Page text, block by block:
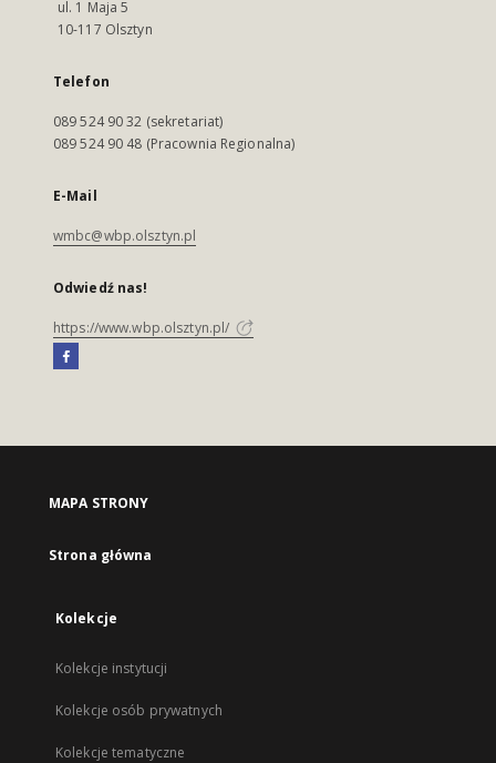
ul. 1 Maja 5
10-117 Olsztyn
Telefon
089 524 90 32 (sekretariat)
089 524 90 48 (Pracownia Regionalna)
E-Mail
wmbc@wbp.olsztyn.pl
Odwiedź nas!
https://www.wbp.olsztyn.pl/
MAPA STRONY
Strona główna
Kolekcje
Kolekcje instytucji
Kolekcje osób prywatnych
Kolekcje tematyczne